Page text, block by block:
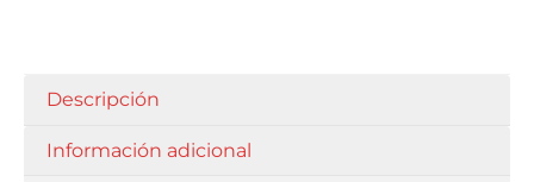
Descripción
Información adicional